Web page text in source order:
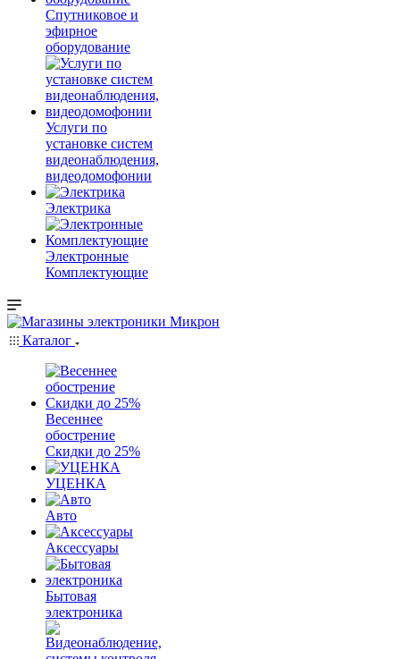
Спутниковое и
эфирное
оборудование
Услуги по
установке систем
видеонаблюдения,
видеодомофонии
Электрика
Электронные
Комплектующие
Каталог
Весеннее
обострение
Скидки до 25%
УЦЕНКА
Авто
Аксессуары
Бытовая
электроника